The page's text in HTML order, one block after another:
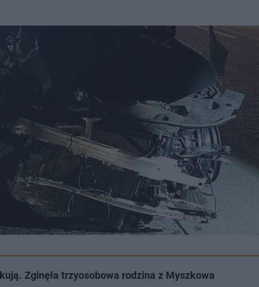
Zginęła trzyosobowa rodzina z Myszkowa